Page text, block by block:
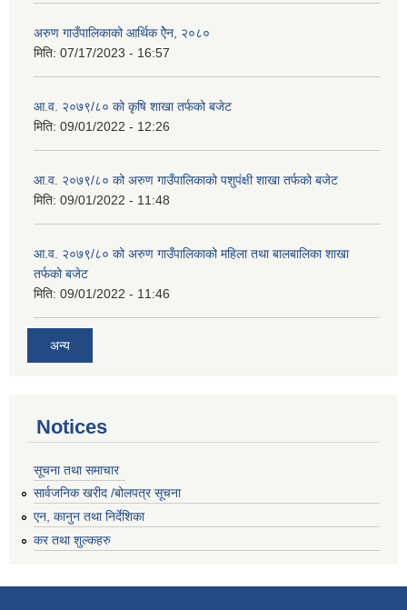
अरुण गाउँपालिकाको आर्थिक ऐेन, २०८०
मिति: 07/17/2023 - 16:57
आ.व. २०७९/८० को कृषि शाखा तर्फको बजेट
मिति: 09/01/2022 - 12:26
आ.व. २०७९/८० को अरुण गाउँपालिकाको पशुपंक्षी शाखा तर्फको बजेट
मिति: 09/01/2022 - 11:48
आ.व. २०७९/८० को अरुण गाउँपालिकाको महिला तथा बालबालिका शाखा
तर्फको बजेट
मिति: 09/01/2022 - 11:46
अन्य
Notices
सूचना तथा समाचार
सार्वजनिक खरीद /बोलपत्र सूचना
एन, कानुन तथा निर्देशिका
कर तथा शुल्कहरु